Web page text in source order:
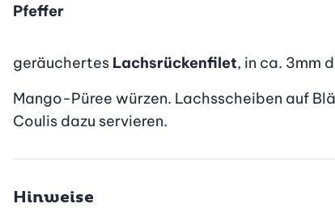
Pfeffer
geräuchertes Lachsrückenfilet, in ca. 3mm
Mango-Püree würzen. Lachsscheiben auf
Coulis dazu servieren.
Hinweise